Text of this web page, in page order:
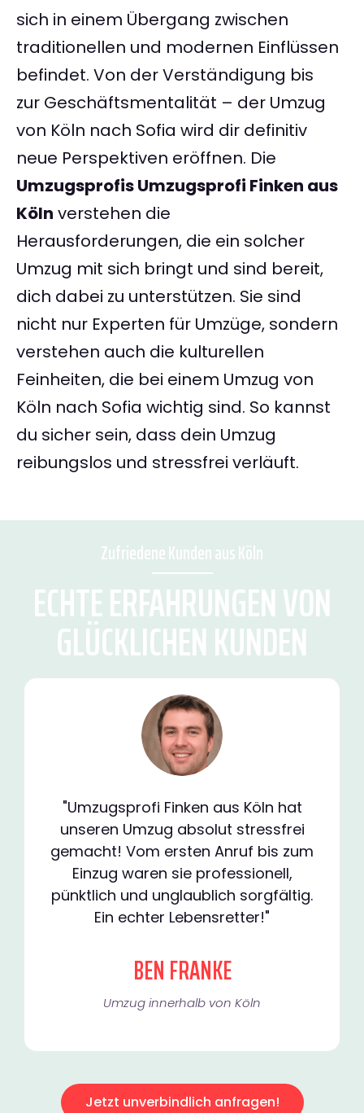
sich in einem Übergang zwischen
traditionellen und modernen Einflüssen
befindet. Von der Verständigung bis
zur Geschäftsmentalität – der Umzug
von Köln nach Sofia wird dir definitiv
neue Perspektiven eröffnen. Die
Umzugsprofis Umzugsprofi Finken aus
Köln verstehen die
Herausforderungen, die ein solcher
Umzug mit sich bringt und sind bereit,
dich dabei zu unterstützen. Sie sind
nicht nur Experten für Umzüge, sondern
verstehen auch die kulturellen
Feinheiten, die bei einem Umzug von
Köln nach Sofia wichtig sind. So kannst
du sicher sein, dass dein Umzug
reibungslos und stressfrei verläuft.
Zufriedene Kunden aus Köln
ECHTE ERFAHRUNGEN VON
GLÜCKLICHEN KUNDEN
"Umzugsprofi Finken aus Köln hat
unseren Umzug absolut stressfrei
gemacht! Vom ersten Anruf bis zum
Einzug waren sie professionell,
pünktlich und unglaublich sorgfältig.
Ein echter Lebensretter!"
BEN FRANKE
Umzug innerhalb von Köln​
Jetzt unverbindlich anfragen!